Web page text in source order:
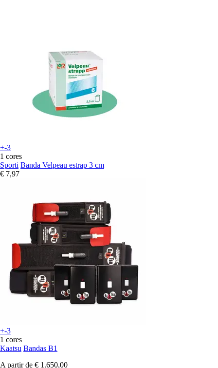
+-3
1 cores
Sporti Banda Velpeau estrap 3 cm
€ 7,97
+-3
1 cores
Kaatsu Bandas B1
A partir de € 1.650,00